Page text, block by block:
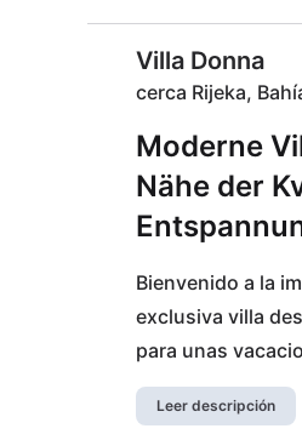
Villa Donna
cerca Rijeka,
Moderne
Nähe der
Bienvenido a la
exclusiva villa
para unas
de carga para
Leer descripción